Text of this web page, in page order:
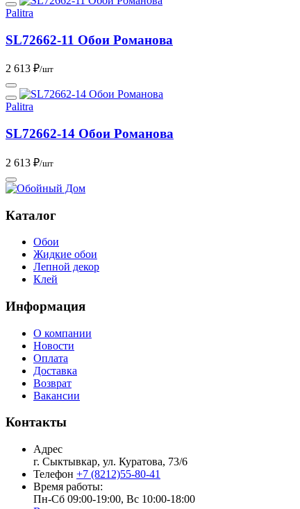
Palitra
SL72662-11 Обои Романова
2 613 ₽/шт
Palitra
SL72662-14 Обои Романова
2 613 ₽/шт
Каталог
Обои
Жидкие обои
Лепной декор
Клей
Информация
О компании
Новости
Оплата
Доставка
Возврат
Вакансии
Контакты
Адрес
г. Сыктывкар, ул. Куратова, 73/6
Телефон +7 (8212)55-80-41
Время работы:
Пн-Сб 09:00-19:00, Вс 10:00-18:00